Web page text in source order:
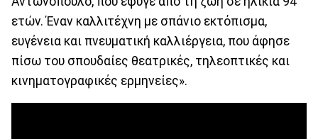
ετών. Έναν καλλιτέχνη με σπάνιο εκτόπισμα,
ευγένεια και πνευματική καλλιέργεια, που άφησε
πίσω του σπουδαίες θεατρικές, τηλεοπτικές και
κινηματογραφικές ερμηνείες».